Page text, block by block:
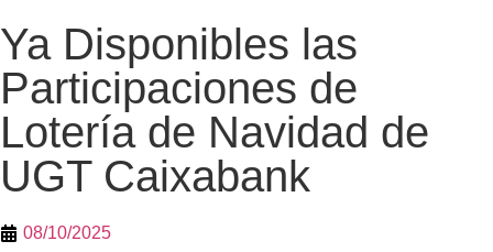
Ya Disponibles las
Participaciones de
Lotería de Navidad de
UGT Caixabank
08/10/2025